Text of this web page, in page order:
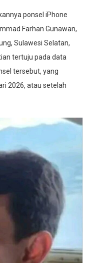
ponsel iPhone
Farhan Gunawan,
Sulawesi Selatan,
tertuju pada data
tersebut, yang
2026, atau setelah